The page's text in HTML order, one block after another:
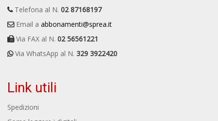
Telefona al N. 02 87168197
Email a abbonamenti@sprea.it
Via FAX al N. 02 56561221
Via WhatsApp al N. 329 3922420
Link utili
Spedizioni